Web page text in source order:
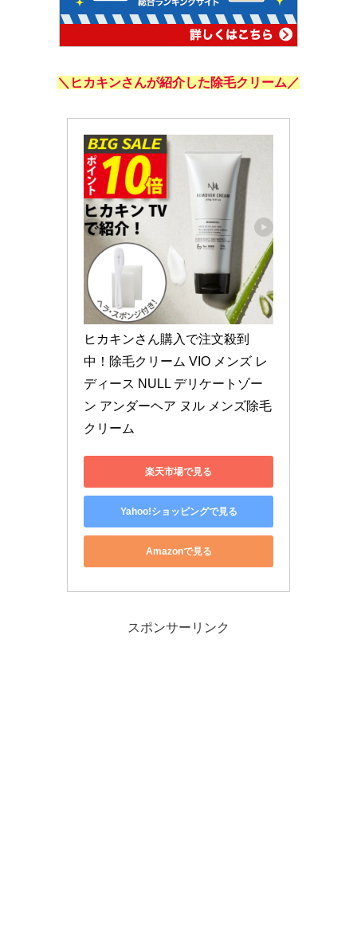
＼ ヒカキンさんが紹介した除毛クリーム ／
ヒカキンさん購入で注文殺到
中！除毛クリーム VIO メンズ レ
ディース NULL デリケートゾー
ン アンダーヘア ヌル メンズ除毛
クリーム
楽天市場で見る
Yahoo!ショッピングで見る
Amazonで見る
スポンサーリンク